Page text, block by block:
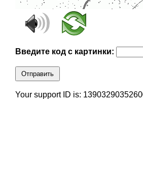
Введите код с картинки:
Отправить
Your support ID is: